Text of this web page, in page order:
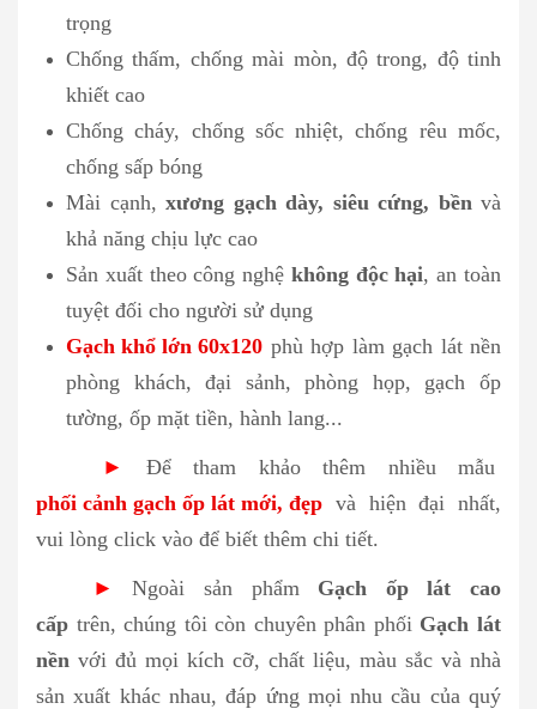
trọng
Chống thấm, chống mài mòn, độ trong, độ tinh
khiết cao
Chống cháy, chống sốc nhiệt, chống rêu mốc,
chống sấp bóng
Mài cạnh, xương gạch dày, siêu cứng, bền và
khả năng chịu lực cao
Sản xuất theo công nghệ không độc hại, an toàn
tuyệt đối cho người sử dụng
Gạch khổ lớn 60x120 phù hợp làm gạch lát nền
phòng khách, đại sảnh, phòng họp, gạch ốp
tường, ốp mặt tiền, hành lang...
►
Để tham khảo thêm nhiều mẫu
phối cảnh gạch ốp lát mới, đẹp và hiện đại nhất,
vui lòng click vào để biết thêm chi tiết.
► Ngoài sản phẩm Gạch ốp lát cao
cấp trên, chúng tôi còn chuyên phân phối Gạch lát
nền với đủ mọi kích cỡ, chất liệu, màu sắc và nhà
sản xuất khác nhau, đáp ứng mọi nhu cầu của quý